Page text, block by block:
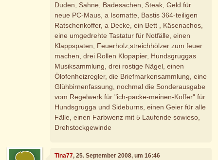
Duden, Sahne, Badesachen, Steak, Geld für
neue PC-Maus, a Isomatte, Bastis 364-teiligen
Ratschenkoffer, a Decke, ein Bett , Käsenachos,
eine umgedrehte Tastatur für Notfälle, einen
Klappspaten, Feuerholz,streichhölzer zum feuer
machen, drei Rollen Klopapier, Hundsgruggas
Musiksammlung, drei rostige Nägel, einen
Ölofenheizregler, die Briefmarkensammlung, eine
Glühbirnenfassung, nochmal die Sonderausgabe
vom Regelwerk für "ich-packe-meinen-Koffer" für
Hundsgrugga und Sideburns, einen Geier für alle
Fälle, einen Farbwenz mit 5 Laufende sowieso,
Drehstockgewinde
Tina77, 25. September 2008, um 16:46